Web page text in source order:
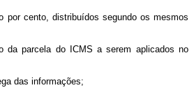
cento, distribuídos segundo os mesmos
parcela do ICMS a serem aplicados no
das informações;